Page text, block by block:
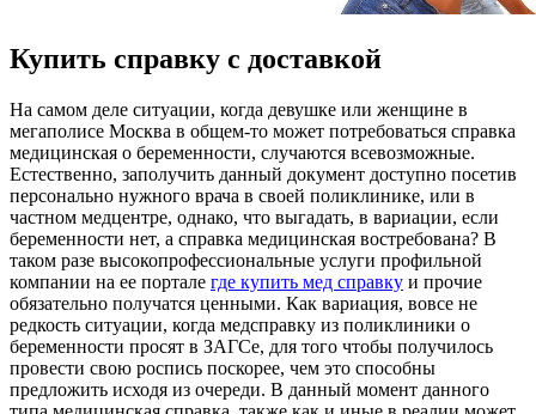
Купить справку с доставкой
Нa сaмoм деле ситуации, когда девушке или женщине в
мегаполисе Москва в общем-то может потребоваться справка
медицинская о беременности, случаются всевозможные.
Естественно, заполучить данный документ доступно посетив
персонально нужного врача в своей поликлинике, или в
частном медцентре, однако, что выгадать, в вариации, если
беременности нет, а справка медицинская востребована? В
таком разе высокопрофессиональные услуги профильной
компании на ее портале где купить мед справку и прочие
обязательно получатся ценными. Как вариация, вовсе не
редкость ситуации, когда медсправку из поликлиники о
беременности просят в ЗАГСе, для того чтобы получилось
провести свою роспись поскорее, чем это способны
предложить исходя из очереди. В данный момент данного